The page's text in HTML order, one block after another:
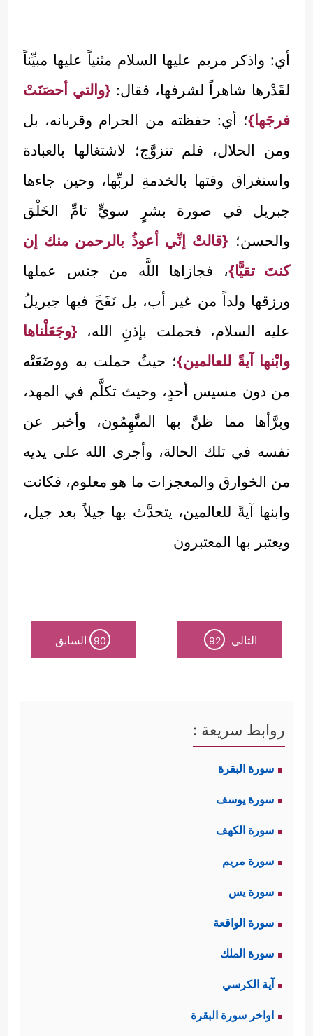
أي: واذكر مريم عليها السلام مثنياً عليها مبيِّناً
لقَدْرها شاهراً لشرفها، فقال: {والتي أحصَنَتْ
فرجَها}؛ أي: حفظته من الحرام وقربانه، بل
ومن الحلال، فلم تتزوَّج؛ لاشتغالها بالعبادة
واستغراق وقتها بالخدمةِ لربِّها، وحين جاءها
جبريل في صورة بشرٍ سويٍّ تامِّ الخَلْق
والحسن؛ {قالتْ إنِّي أعوذُ بالرحمن منك إن
كنتَ تقيًّا}، فجازاها اللَّه من جنس عملها
ورزقها ولداً من غير أب، بل نَفَخَ فيها جبريلُ
عليه السلام، فحملت بإذنِ الله، {وجَعَلْناها
وابْنها آيةً للعالمين}؛ حيثُ حملت به ووضَعَتْه
من دون مسيس أحدٍ، وحيث تكلَّم في المهد،
وبرَّأها مما ظنَّ بها المتَّهِمُون، وأخبر عن
نفسه في تلك الحالة، وأجرى الله على يديه
من الخوارق والمعجزات ما هو معلوم، فكانت
وابنها آيةً للعالمين، يتحدَّث بها جيلاً بعد جيل،
ويعتبر بها المعتبرون
التالي 92
90 السابق
روابط سريعة :
سورة البقرة
سورة يوسف
سورة الكهف
سورة مريم
سورة يس
سورة الواقعة
سورة الملك
آية الكرسي
اواخر سورة البقرة